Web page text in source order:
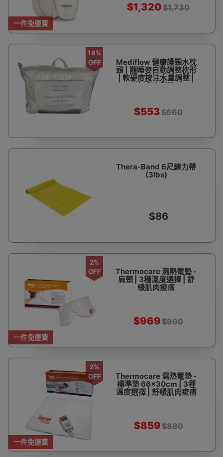
一件免運費
$1,320$1,730
16%
OFF
Mediflow 健康護頸水枕
頭 | 隨睡姿自動調整枕形
| 軟硬度按注水量調整 |
加拿大製造
$553$660
Thera-Band 6尺練力帶
(3lbs)
$86
一件免運費
2%
OFF
Thermocare 濕熱電墊 -
肩頸 | 3種溫度選擇 | 舒
緩肌肉痠痛
$969$990
一件免運費
2%
OFF
Thermocare 濕熱電墊 -
標準墊 66×30cm | 3種
溫度選擇 | 舒緩肌肉痠痛
$859$880